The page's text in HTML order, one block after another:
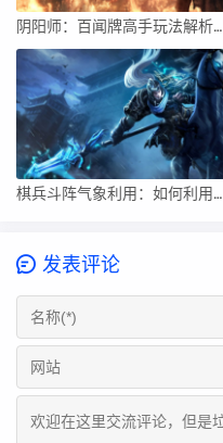
阴阳师：百闻牌高手玩法解析分享
棋兵斗阵气象利用：如何利用天气条件进行作战？
发表评论